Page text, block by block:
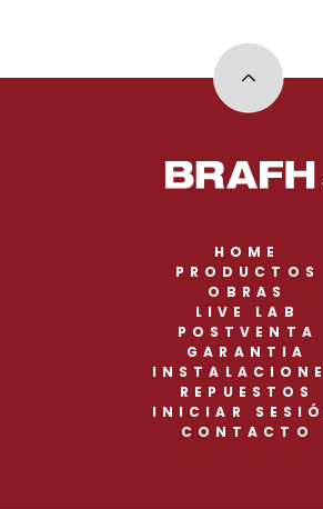
HOME
PRODUCTOS
OBRAS
LIVE LAB
POSTVENTA
GARANTIA
REPUESTOS
INICIAR
CONTACTO